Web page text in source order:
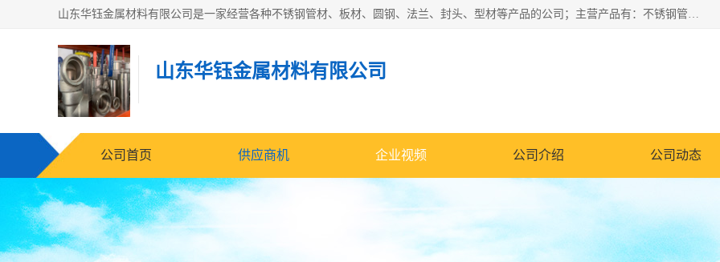
山东华钰金属材料有限公司是一家经营各种不锈钢管材、板材、圆钢、法兰、封头、型材等产品的公司；主营产品有：不锈钢管，激光切割，管件标准件，不锈钢圆钢，不锈钢人孔，不锈钢亮管，不锈钢角钢，不锈钢加工，不锈钢管子，不锈钢工业方管，不锈钢封头，不锈钢法兰，不锈钢阀门，不锈钢槽钢，不锈钢扁钢，不锈钢板等；可为客户制作各种规格的型材及不锈钢配件、非标准件及各种容器具等，能满足客户的不同采购要求。
山东华钰金属材料有限公司
公司首页 供应商机 企业视频 公司介绍 公司动态